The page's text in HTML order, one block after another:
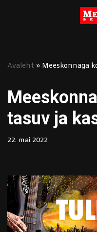
Avaleht » Meeskonnaga
tasuv ja
22. mai 2022